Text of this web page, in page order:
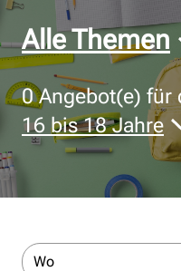
Alle Themen
0Angebot(e) für
16 bis 18 Jahre
Wo